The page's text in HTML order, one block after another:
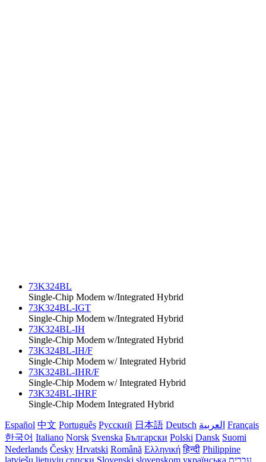
73K324BL
Single-Chip Modem w/Integrated Hybrid
73K324BL-IGT
Single-Chip Modem w/Integrated Hybrid
73K324BL-IH
Single-Chip Modem w/Integrated Hybrid
73K324BL-IH/F
Single-Chip Modem w/ Integrated Hybrid
73K324BL-IHR/F
Single-Chip Modem w/ Integrated Hybrid
73K324BL-IHRF
Single-Chip Modem Integrated Hybrid
Español 中文 Português Русский 日本語 Deutsch العربية Français
한국어 Italiano Norsk Svenska Български Polski Dansk Suomi
Nederlands Česky Hrvatski Română Ελληνική हिन्दी Philippine